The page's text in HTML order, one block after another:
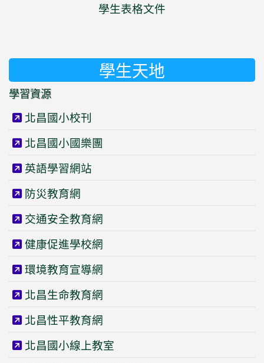
學生表格文件
學生天地
學習資源
北昌國小校刊
北昌國小國樂團
英語學習網站
防災教育網
交通安全教育網
健康促進學校網
環境教育宣導網
北昌生命教育網
北昌性平教育網
北昌國小線上教室